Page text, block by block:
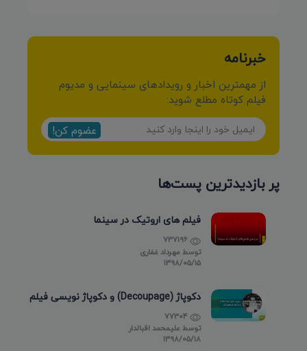
خبرنامه
از مهمترین اخبار و رویدادهای سینمایی و مدیوم
فیلم کوتاه مطلع شوید:
عضوم کن!
پر بازدیدترین پست‌ها
فیلم های اروتیک در سینما
توسط مهرداد غفاری
۱۳۹۸/۰۵/۱۵
دکوپاژ (Decoupage) و دکوپاژ نویسی فیلم
توسطعلیمحمد اقبالدار
۱۳۹۸/۰۵/۱۸